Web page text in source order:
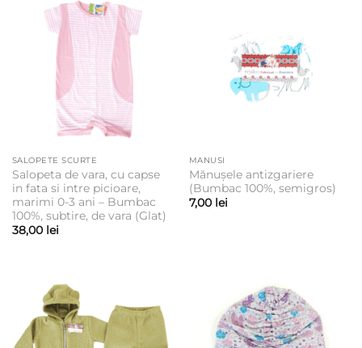
SALOPETE SCURTE
Salopeta de vara, cu capse
in fata si intre picioare,
marimi 0-3 ani – Bumbac
100%, subtire, de vara (Glat)
38,00 lei
MANUSI
Mănușele antizgariere
(Bumbac 100%, semigros)
7,00 lei